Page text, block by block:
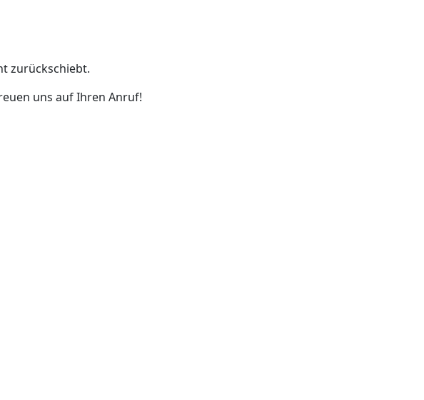
zurückschiebt.
uns auf Ihren Anruf!